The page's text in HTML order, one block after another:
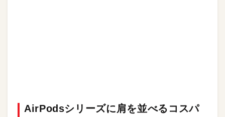
AirPodsシリーズに肩を並べる コスパ